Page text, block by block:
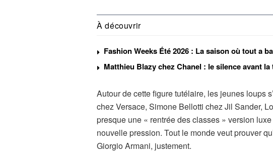
À découvrir
Fashion Weeks Été 2026 : La saison où tout a
Matthieu Blazy chez Chanel : le silence avant
Autour de cette figure tutélaire, les jeunes loups
chez Versace, Simone Bellotti chez Jil Sander,
presque une « rentrée des classes » version
nouvelle pression. Tout le monde veut prouver
Giorgio Armani, justement.